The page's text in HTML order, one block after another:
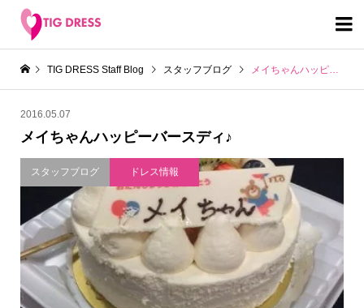

TIG DRESS Staff Blog スタッフブログ メイちゃんハッピーバースディ♪
2016.05.07
メイちゃんハッピーバースディ♪
スタッフブログ ドレス情報